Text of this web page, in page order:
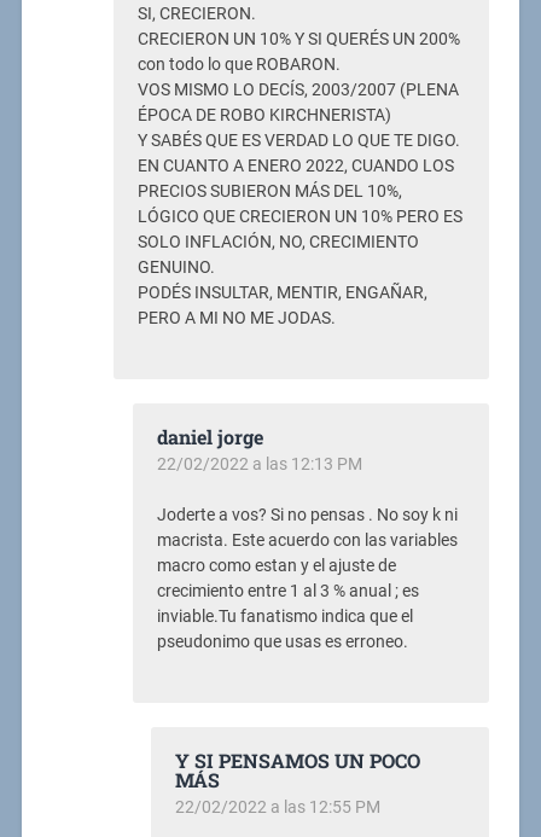
SI, CRECIERON.
CRECIERON UN 10% Y SI QUERÉS UN 200%
con todo lo que ROBARON.
VOS MISMO LO DECÍS, 2003/2007 (PLENA
ÉPOCA DE ROBO KIRCHNERISTA)
Y SABÉS QUE ES VERDAD LO QUE TE DIGO.
EN CUANTO A ENERO 2022, CUANDO LOS
PRECIOS SUBIERON MÁS DEL 10%,
LÓGICO QUE CRECIERON UN 10% PERO ES
SOLO INFLACIÓN, NO, CRECIMIENTO
GENUINO.
PODÉS INSULTAR, MENTIR, ENGAÑAR,
PERO A MI NO ME JODAS.
daniel jorge
22/02/2022 a las 12:13 PM
Joderte a vos? Si no pensas . No soy k ni
macrista. Este acuerdo con las variables
macro como estan y el ajuste de
crecimiento entre 1 al 3 % anual ; es
inviable.Tu fanatismo indica que el
pseudonimo que usas es erroneo.
Y SI PENSAMOS UN POCO
MÁS
22/02/2022 a las 12:55 PM